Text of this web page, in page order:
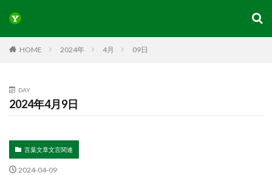
HOME 2024年 4月 09日
DAY
2024年4月9日
言葉文章文言関連
2024-04-09